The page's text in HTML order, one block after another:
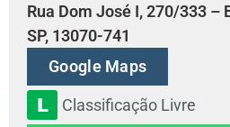
Rua Dom José I, 270/333 –
SP, 13070-741
Google Maps
Classificação Livre